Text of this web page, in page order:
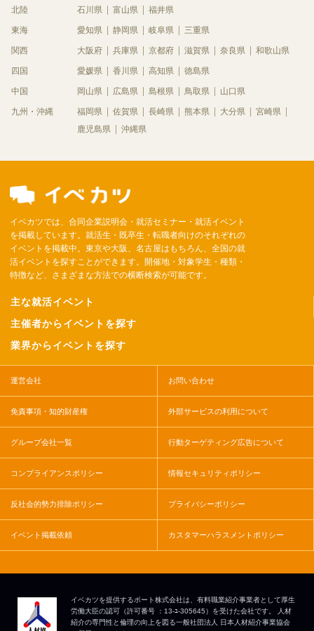
北陸 石川県 富山県 福井県
東海 愛知県 静岡県 岐阜県 三重県
関西 大阪府 兵庫県 京都府 滋賀県 奈良県 和歌山県
四国 愛媛県 香川県 高知県 徳島県
中国 岡山県 広島県 島根県 鳥取県 山口県
九州・沖縄 福岡県 佐賀県 長崎県 熊本県 大分県
宮崎県
鹿児島県
沖縄県
イベカツでは、合同企業説明会・就活セミナー・就活イベント
を掲載しています。就活生・既卒生・転職者向けのそれぞれの
イベントを掲載中。東京や大阪、名古屋はもちろん、全国の就
活イベントを探すことができます。開催地・対象学生・種類・
特徴など、さまざまな方法での横断検索が可能です。
主な就活イベント
主催者からイベントを探す
業界からイベントを探す
運営会社 お問い合わせ
免責事項・知的財産権 外部サービスの利用について
グループ会社一覧 行動ターゲティング広告について
コンプライアンスポリシー 情報セキュリティポリシー
反社会的勢力排除ポリシー プライバシーポリシー
イベント掲載依頼 カスタマーハラスメントポリシー